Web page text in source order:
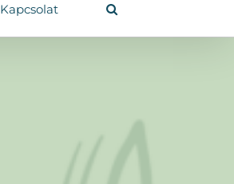
Kapcsolat